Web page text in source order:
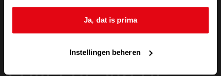
Ja, dat is prima
Instellingen beheren
doorzoek de